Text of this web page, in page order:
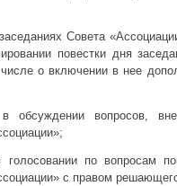
Совета
повестки дня
о включении в нее
обсуждении вопросов,
по вопросам
с правом